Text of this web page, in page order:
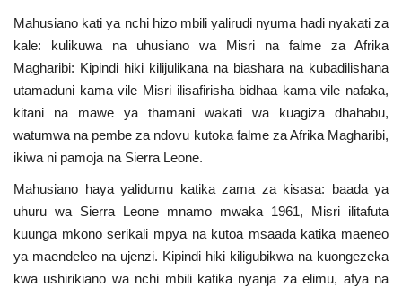
Washiriki
Video
Maonyesho
Wadhamini
Language
English español
Mahusiano kati ya nchi hizo mbili yalirudi nyuma hadi nyakati za
kale: kulikuwa na uhusiano wa Misri na falme za Afrika
Magharibi: Kipindi hiki kilijulikana na biashara na kubadilishana
utamaduni kama vile Misri ilisafirisha bidhaa kama vile nafaka,
kitani na mawe ya thamani wakati wa kuagiza dhahabu,
watumwa na pembe za ndovu kutoka falme za Afrika Magharibi,
ikiwa ni pamoja na Sierra Leone.
Mahusiano haya yalidumu katika zama za kisasa: baada ya
uhuru wa Sierra Leone mnamo mwaka 1961, Misri ilitafuta
kuunga mkono serikali mpya na kutoa msaada katika maeneo
ya maendeleo na ujenzi. Kipindi hiki kiligubikwa na kuongezeka
kwa ushirikiano wa nchi mbili katika nyanja za elimu, afya na